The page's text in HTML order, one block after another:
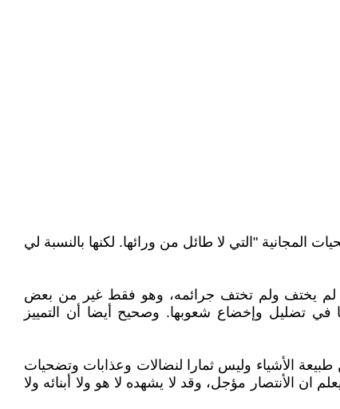
المجانية "التي لا طائل من ورائها. لكنها بالنسبة لي
لم يختف ولم تختف جرائمه، وهو فقط غير من بعض
في تضليل وإخضاع شعوبها. وصحيح أيضا أن التمييز
طبيعة الأشياء وليس ثمارا لنضالات وعذابات وتضحيات
الأنتصار مؤجل، وقد لا يشهده لا هو ولا أبنائه ولا